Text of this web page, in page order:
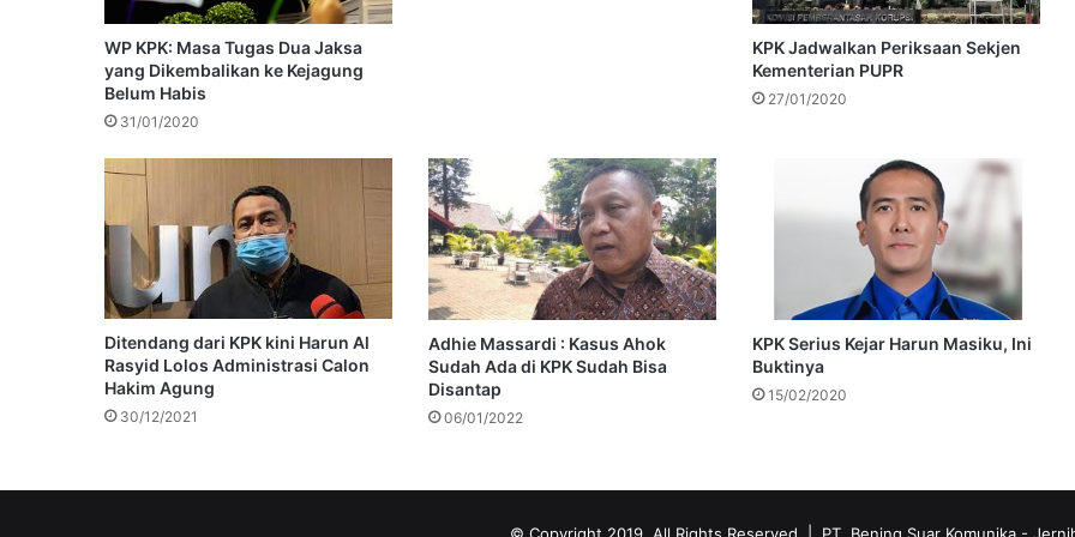
WP KPK: Masa Tugas Dua Jaksa
yang Dikembalikan ke Kejagung
Belum Habis
31/01/2020
KPK Jadwalkan Periksaan Sekjen
Kementerian PUPR
27/01/2020
Ditendang dari KPK kini Harun Al
Rasyid Lolos Administrasi Calon
Hakim Agung
30/12/2021
Adhie Massardi : Kasus Ahok
Sudah Ada di KPK Sudah Bisa
Disantap
06/01/2022
KPK Serius Kejar Harun Masiku, Ini
Buktinya
15/02/2020